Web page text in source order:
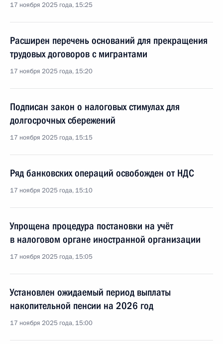
17 ноября 2025 года, 15:25
Расширен перечень оснований для прекращения
трудовых договоров c мигрантами
17 ноября 2025 года, 15:20
Подписан закон о налоговых стимулах для
долгосрочных сбережений
17 ноября 2025 года, 15:15
Ряд банковских операций освобожден от НДС
17 ноября 2025 года, 15:10
Упрощена процедура постановки на учёт
в налоговом органе иностранной организации
17 ноября 2025 года, 15:05
Установлен ожидаемый период выплаты
накопительной пенсии на 2026 год
17 ноября 2025 года, 15:00